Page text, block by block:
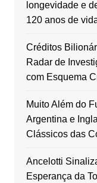
longevidade e
120 anos de
Créditos
Radar de
com Esquema
Muito Além do
Argentina e
Clássicos das
Ancelotti
Esperança da